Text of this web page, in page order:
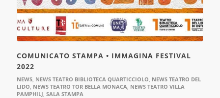
COMUNICATO STAMPA • IMMAGINA FESTIVAL
2022
NEWS, NEWS TEATRO BIBLIOTECA QUARTICCIOLO NEWS TEATRO DEL
LIDO NEWS TEATRO TOR BELLA MONACA NEWS TEATRO VILLA
PAMPHILJ SALA STAMPA